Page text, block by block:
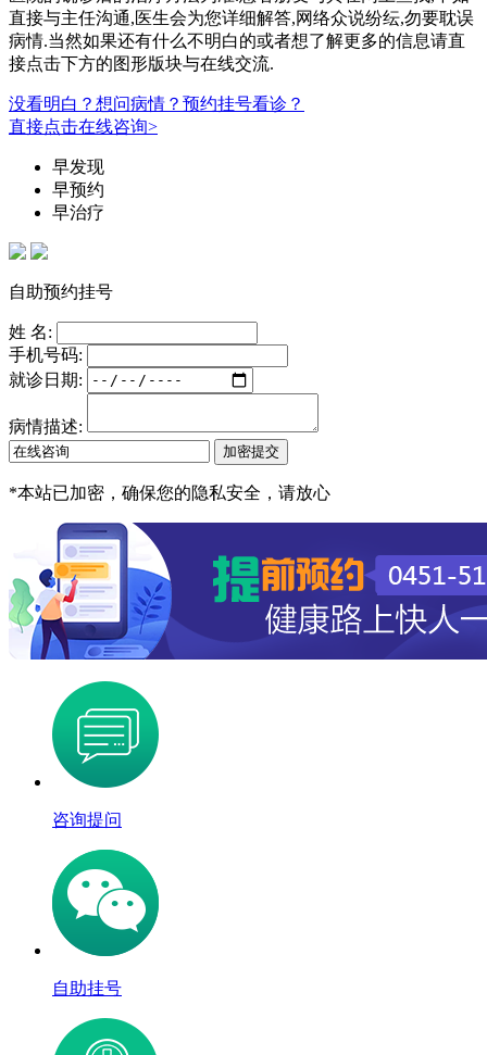
直接与主任沟通,医生会为您详细解答,网络众说纷纭,勿要耽误
病情.当然如果还有什么不明白的或者想了解更多的信息请直
接点击下方的图形版块与在线交流.
没看明白？想问病情？预约挂号看诊？
直接点击在线咨询>
早发现
早预约
早治疗
自助预约挂号
姓 名:
手机号码:
就诊日期:
病情描述:
*本站已加密，确保您的隐私安全，请放心
咨询提问
自助挂号